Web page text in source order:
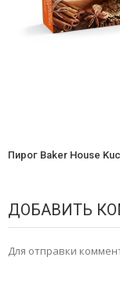
Пирог Baker House
ДОБАВИТЬ
Для отправки